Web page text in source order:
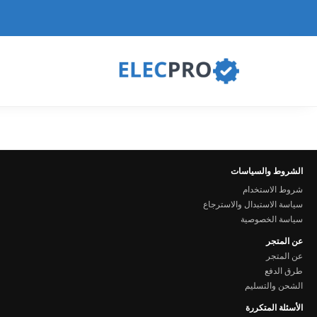
الشروط والسياسات
شروط الاستخدام
سياسة الاستبدال والاسترجاع
سياسة الخصوصية
عن المتجر
عن المتجر
طرق الدفع
الشحن والتسليم
الأسئلة المتكررة